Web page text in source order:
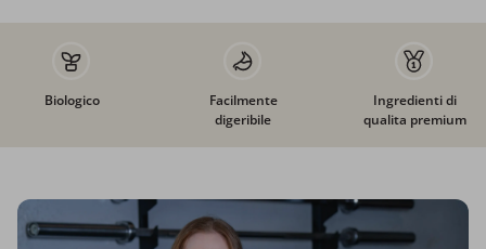
Biologico
Facilmente
digeribile
Ingredienti di
qualita premium